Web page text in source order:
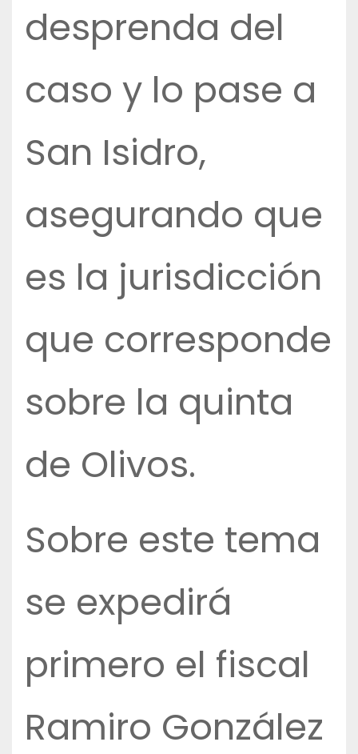
desprenda del
caso y lo pase a
San Isidro,
asegurando que
es la jurisdicción
que corresponde
sobre la quinta
de Olivos.
Sobre este tema
se expedirá
primero el fiscal
Ramiro González